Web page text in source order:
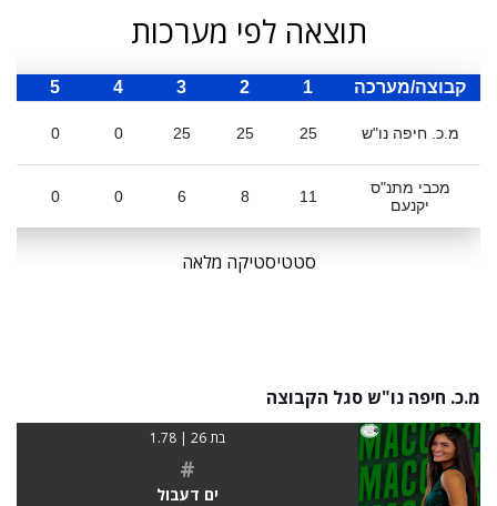
תוצאה לפי מערכות
קבוצה/מערכה 1
2
3
4
5
מ.כ. חיפה נו"ש 25
25
25
0
0
מכבי מתנ"ס
יקנעם
11
8
6
0
0
סטטיסטיקה מלאה
מ.כ. חיפה נו"ש סגל הקבוצה
בת 26 | 1.78
#
ים דעבול